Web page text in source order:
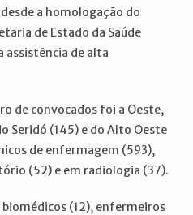
a homologação do
de Estado da Saúde
assistência de alta
de convocados foi a Oeste,
Seridó (145) e do Alto Oeste
de enfermagem (593),
(52) e em radiologia (37).
(12), enfermeiros